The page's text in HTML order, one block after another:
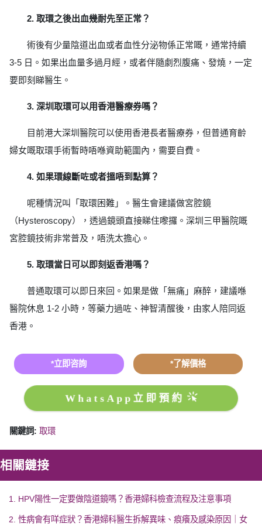
2. 取環之後出血幾耐先至正常？
術後有少量陰道出血或者血性分泌物係正常嘅，通常持續
3-5 日。如果出血量多過月經，或者伴隨劇烈腹痛、發燒，一定
要即刻睇醫生。
3. 深圳取環可以用香港醫療券嗎？
目前港大深圳醫院可以使用香港長者醫療券，但普通育齡
婦女嘅取環手術暫時唔喺資助範圍內，需要自費。
4. 如果環線斷咗或者搵唔到點算？
呢種情況叫「取環困難」。醫生會建議做宮腔鏡
（Hysteroscopy），透過鏡頭直接睇住嚟攞。深圳三甲醫院嘅
宮腔鏡技術非常普及，唔洗太擔心。
5. 取環當日可以即刻返香港嗎？
普通取環可以即日來回。如果是做「無痛」麻醉，建議喺
醫院休息 1-2 小時，等藥力過咗、神智清醒後，由家人陪同返
香港。
*立即咨詢 *了解價格
WhatsApp立即預約
關鍵詞: 取環
相關鏈接
1. HPV陽性一定要做陰道鏡嗎？香港婦科檢查流程及注意事項
2. 性病會有咩症狀？香港婦科醫生拆解異味、痕癢及感染原因｜女